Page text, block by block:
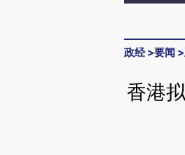
政经>要闻 >
香港